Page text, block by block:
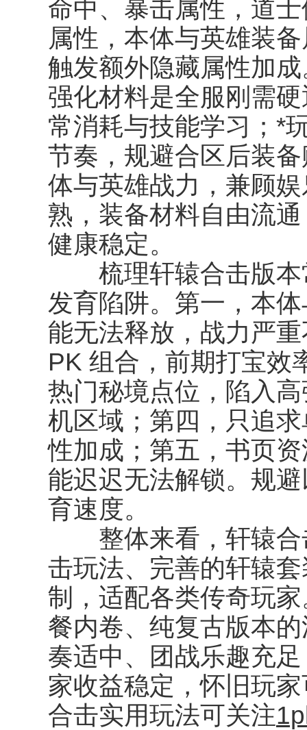
命中、暴击属性，道
属性，本体与英雄装
触发额外隐藏属性加
强化材料是全服刚需
常消耗与技能学习；*
节奏，规避合区后装
体与英雄战力，兼顾
熟，装备材料自由流
健康稳定。
梳理轩辕合击版本
发育陷阱。第一，本
能无法释放，战力严
PK 组合，前期打宝效
热门秘境点位，陷入
机区域；第四，只追
性加成；第五，书页
能迟迟无法解锁。规
育速度。
整体来看，轩辕合
击玩法、完善的轩辕
制，适配各类传奇玩
餐内卷、纯复古版本
奏适中、团战乐趣充
家收益稳定，怀旧玩
合击实用玩法可关注